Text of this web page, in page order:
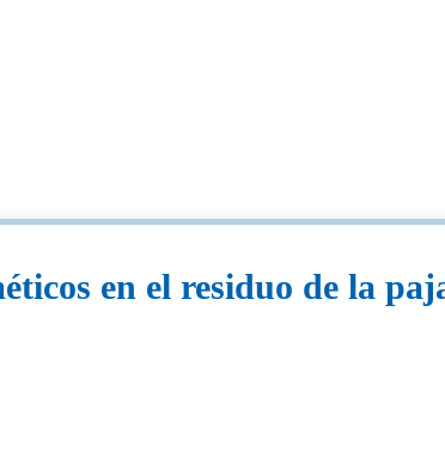
en el residuo de la